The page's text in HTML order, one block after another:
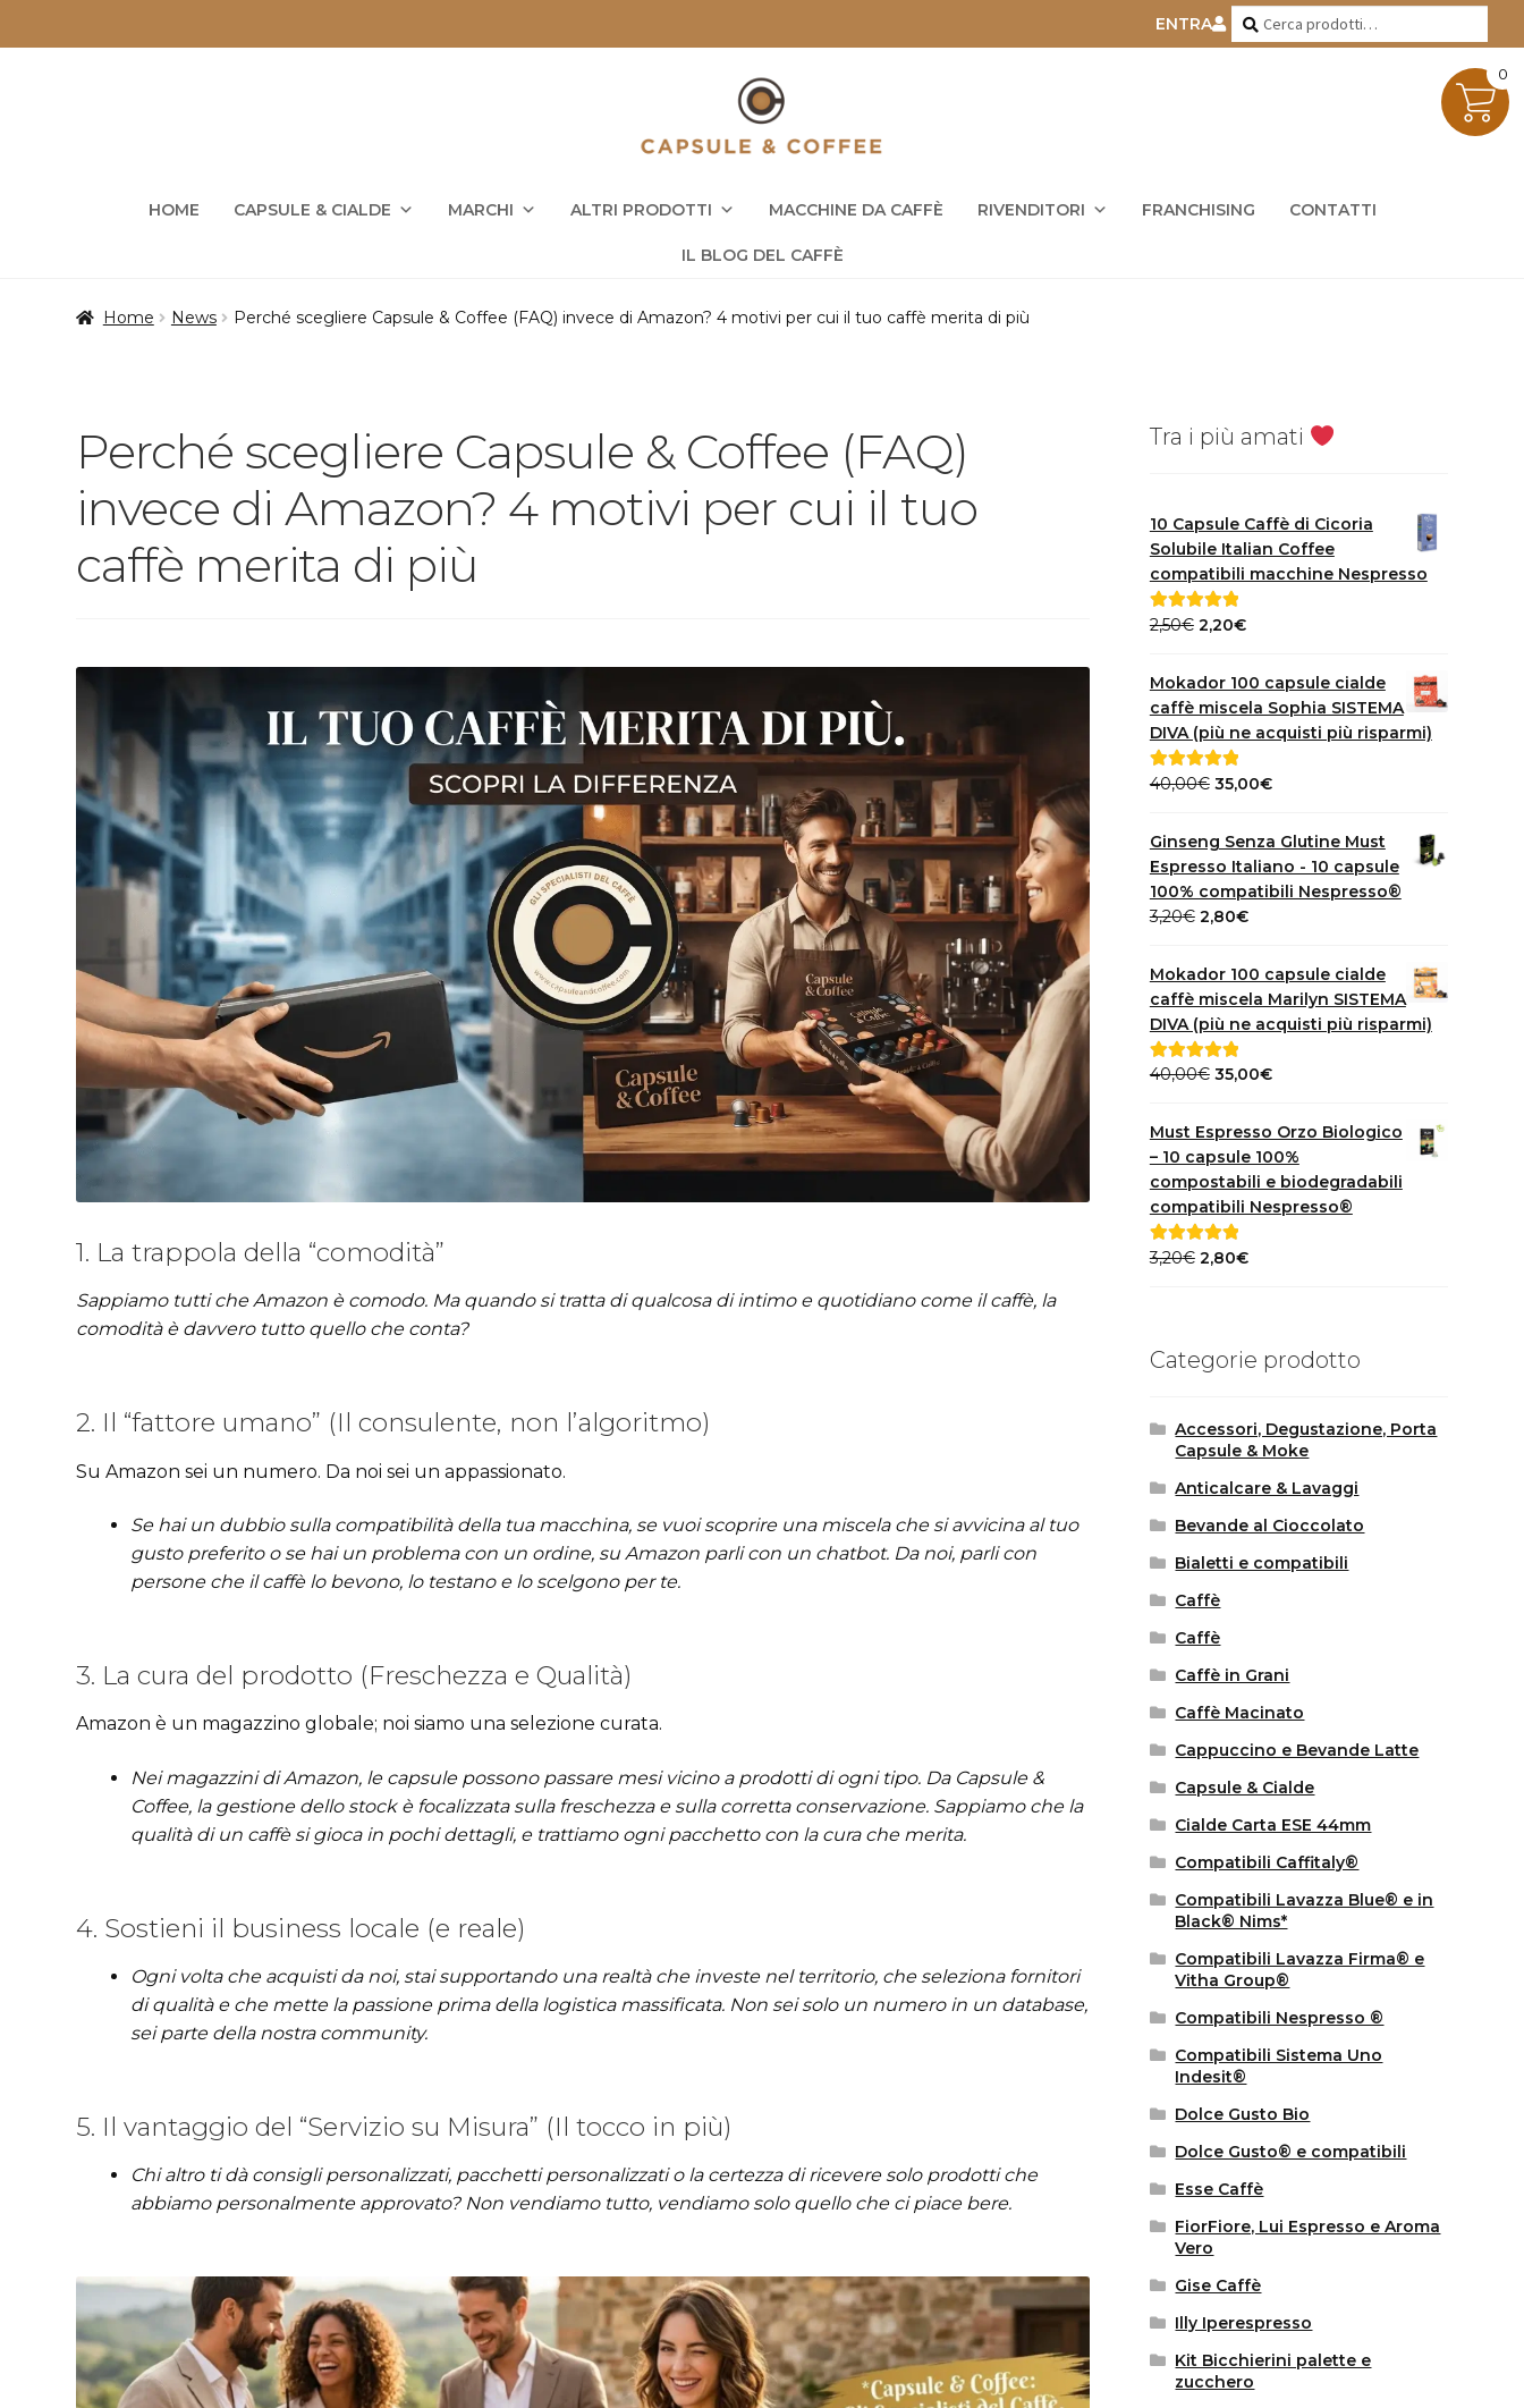
ENTRA Cerca:
Cerca
HOME CAPSULE & CIALDE MARCHI ALTRI PRODOTTI MACCHINE DA CAFFÈ RIVENDITORI FRANCHISING CONTATTI
IL BLOG DEL CAFFÈ
Home News Perché scegliere Capsule & Coffee (FAQ) invece di Amazon? 4 motivi per cui il tuo caffè merita di più
Perché scegliere Capsule & Coffee (FAQ)
invece di Amazon? 4 motivi per cui il tuo
caffè merita di più
1. La trappola della “comodità”
Sappiamo tutti che Amazon è comodo. Ma quando si tratta di qualcosa di intimo e quotidiano come il caffè, la
comodità è davvero tutto quello che conta?
2. Il “fattore umano” (Il consulente, non l’algoritmo)
Su Amazon sei un numero. Da noi sei un appassionato.
Se hai un dubbio sulla compatibilità della tua macchina, se vuoi scoprire una miscela che si avvicina al tuo
gusto preferito o se hai un problema con un ordine, su Amazon parli con un chatbot. Da noi, parli con
persone che il caffè lo bevono, lo testano e lo scelgono per te.
3. La cura del prodotto (Freschezza e Qualità)
Amazon è un magazzino globale; noi siamo una selezione curata.
Nei magazzini di Amazon, le capsule possono passare mesi vicino a prodotti di ogni tipo. Da Capsule &
Coffee, la gestione dello stock è focalizzata sulla freschezza e sulla corretta conservazione. Sappiamo che la
qualità di un caffè si gioca in pochi dettagli, e trattiamo ogni pacchetto con la cura che merita.
4. Sostieni il business locale (e reale)
Ogni volta che acquisti da noi, stai supportando una realtà che investe nel territorio, che seleziona fornitori
di qualità e che mette la passione prima della logistica massificata. Non sei solo un numero in un database,
sei parte della nostra community.
5. Il vantaggio del “Servizio su Misura” (Il tocco in più)
Chi altro ti dà consigli personalizzati, pacchetti personalizzati o la certezza di ricevere solo prodotti che
abbiamo personalmente approvato? Non vendiamo tutto, vendiamo solo quello che ci piace bere.
Tra i più amati
10 Capsule Caffè di Cicoria
Solubile Italian Coffee
compatibili macchine Nespresso
Valutato5.00
2,50€ Il
originale
era:
2,50€.
2,20€Il
attuale
è:
2,20€.
Mokador 100 capsule cialde
caffè miscela Sophia SISTEMA
DIVA (più ne acquisti più risparmi)
Valutato5.00
40,00€ Il
originale
era:
40,00€.
35,00€Il
attuale
35,00€.
Ginseng Senza Glutine Must
Espresso Italiano - 10 capsule
100% compatibili Nespresso®
3,20€ Il
originale
era:
3,20€.
2,80€Il
attuale
è:
Mokador 100 capsule cialde
caffè miscela Marilyn SISTEMA
DIVA (più ne acquisti più risparmi)
Valutato5.00
40,00€ Il
originale
era:
40,00€.
35,00€Il
attuale
è:
35,00€.
Must Espresso Orzo Biologico
– 10 capsule 100%
compostabili e biodegradabili
compatibili Nespresso®
Valutato5.00
3,20€ Il
3,20€.
2,80€Il
2,80€.
Categorie prodotto
Accessori, Degustazione, Porta
Capsule & Moke
Anticalcare & Lavaggi
Bevande al Cioccolato
Bialetti e compatibili
Caffè
Caffè
Caffè in Grani
Caffè Macinato
Cappuccino e Bevande Latte
Capsule & Cialde
Cialde Carta ESE 44mm
Compatibili Caffitaly®
Compatibili Lavazza Blue® e in
Black® Nims*
Compatibili Lavazza Firma® e
Vitha Group®
Compatibili Nespresso ®
Compatibili Sistema Uno
Indesit®
Dolce Gusto Bio
Dolce Gusto® e compatibili
Esse Caffè
FiorFiore, Lui Espresso e Aroma
Vero
Gise Caffè
Illy Iperespresso
Kit Bicchierini palette e
zucchero
0